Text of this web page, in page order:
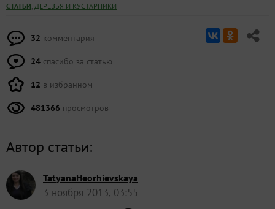
СТАТЬИ, ДЕРЕВЬЯ И КУСТАРНИКИ
32 комментария
24 спасибо за статью
12 в избранном
481366 просмотров
Автор статьи:
TatyanaHeorhievskaya
3 ноября 2013, 03:55